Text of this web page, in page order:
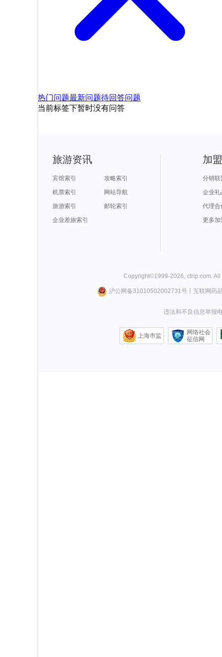
热门问题最新问题待回答问题
当前标签下暂时没有问答
旅游资讯
宾馆索引
攻略索引
机票索引
网站导航
旅游索引
邮轮索引
企业差旅索引
加
分销联
企业礼
代理合
更多加
Copyright©1999-2026, ctrip.com.
沪公网备31010502002731号丨 互联网药
违法和不良信息举报
上海市监
网络社会
征信网